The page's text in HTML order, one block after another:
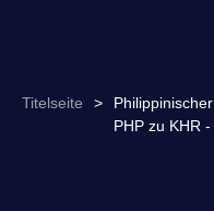
Titelseite >
PHP zu KHR